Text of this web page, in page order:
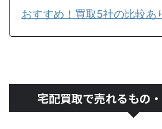
おすすめ！買取5社の比較あ
宅配買取で売れるもの